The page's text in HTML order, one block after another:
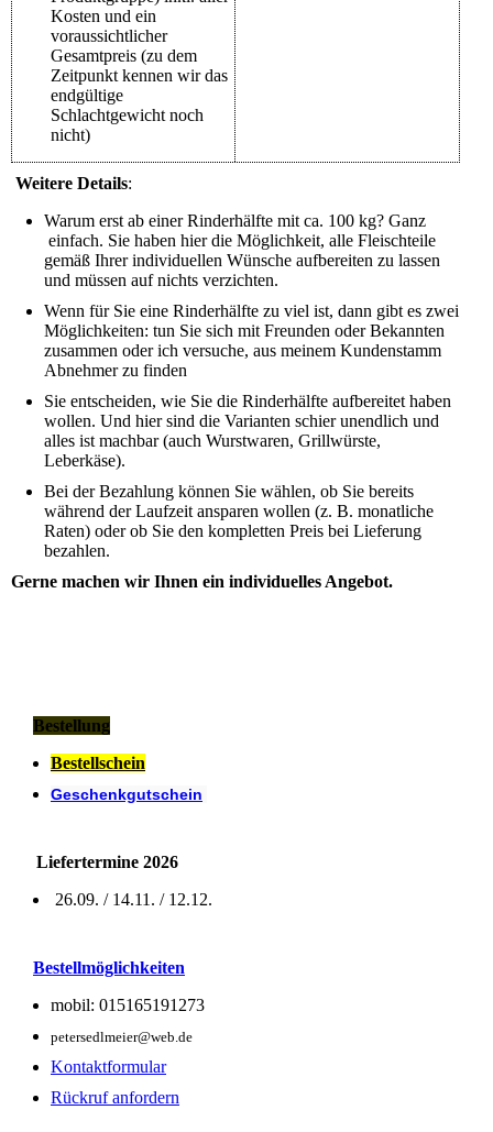
Kosten und ein
voraussichtlicher
Gesamtpreis (zu dem
Zeitpunkt kennen wir das
endgültige
Schlachtgewicht noch
nicht)
Weitere Details:
Warum erst ab einer Rinderhälfte mit ca. 100 kg? Ganz
einfach. Sie haben hier die Möglichkeit, alle Fleischteile
gemäß Ihrer individuellen Wünsche aufbereiten zu lassen
und müssen auf nichts verzichten.
Wenn für Sie eine Rinderhälfte zu viel ist, dann gibt es zwei
Möglichkeiten: tun Sie sich mit Freunden oder Bekannten
zusammen oder ich versuche, aus meinem Kundenstamm
Abnehmer zu finden
Sie entscheiden, wie Sie die Rinderhälfte aufbereitet haben
wollen. Und hier sind die Varianten schier unendlich und
alles ist machbar (auch Wurstwaren, Grillwürste,
Leberkäse).
Bei der Bezahlung können Sie wählen, ob Sie bereits
während der Laufzeit ansparen wollen (z. B. monatliche
Raten) oder ob Sie den kompletten Preis bei Lieferung
bezahlen.
Gerne machen wir Ihnen ein individuelles Angebot.
Bestellung
Bestellschein
Geschenkgutschein
Liefertermine 2026
26.09. / 14.11. / 12.12.
Bestellmöglichkeiten
mobil: 015165191273
petersedlmeier@web.de
Kontaktformular
Rückruf anfordern